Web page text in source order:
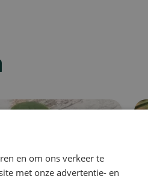
en om ons verkeer te
met onze advertentie- en